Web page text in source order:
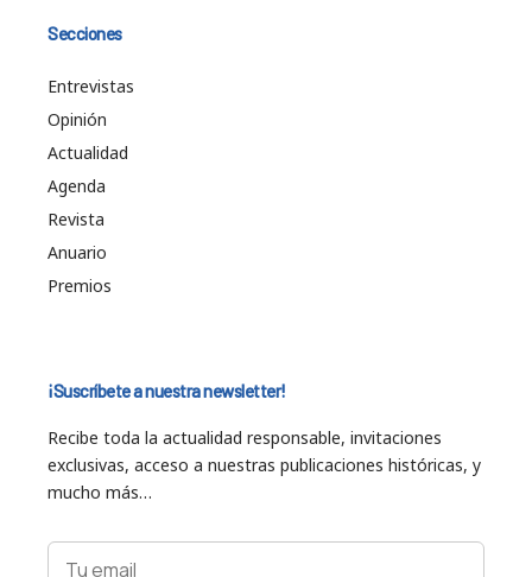
Secciones
Entrevistas
Opinión
Actualidad
Agenda
Revista
Anuario
Premios
¡Suscríbete a nuestra newsletter!
Recibe toda la actualidad responsable, invitaciones
exclusivas, acceso a nuestras publicaciones históricas, y
mucho más…